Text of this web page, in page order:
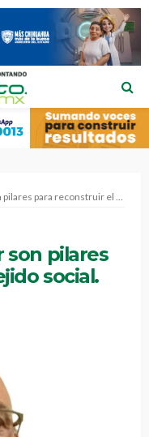
para reconstruir el tejido social.
son pilares
social.